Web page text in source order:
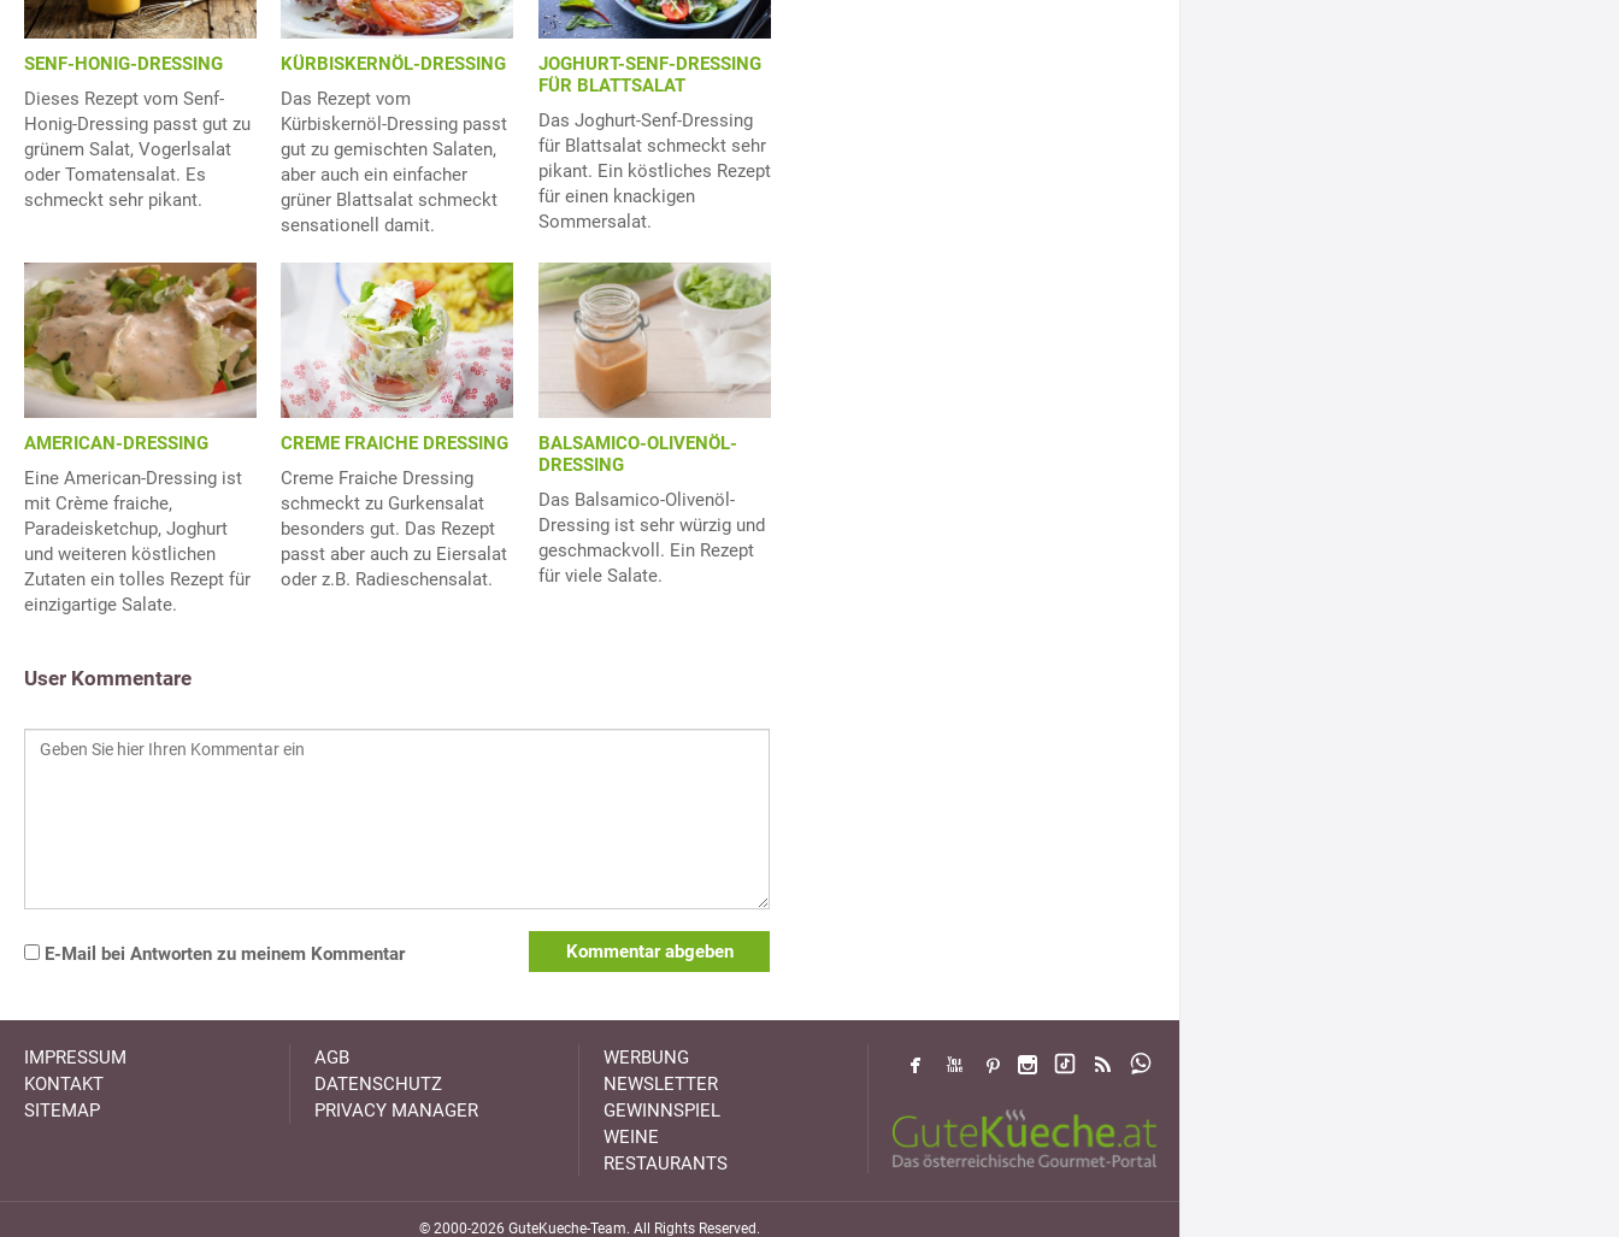
SENF-HONIG-DRESSING
Dieses Rezept vom Senf-
Honig-Dressing passt gut zu
grünem Salat, Vogerlsalat
oder Tomatensalat. Es
schmeckt sehr pikant.
KÜRBISKERNÖL-DRESSING
Das Rezept vom
Kürbiskernöl-Dressing passt
gut zu gemischten Salaten,
aber auch ein einfacher
grüner Blattsalat schmeckt
sensationell damit.
JOGHURT-SENF-DRESSING
FÜR BLATTSALAT
Das Joghurt-Senf-Dressing
für Blattsalat schmeckt sehr
pikant. Ein köstliches Rezept
für einen knackigen
Sommersalat.
AMERICAN-DRESSING
Eine American-Dressing ist
mit Crème fraiche,
Paradeisketchup, Joghurt
und weiteren köstlichen
Zutaten ein tolles Rezept für
einzigartige Salate.
CREME FRAICHE DRESSING
Creme Fraiche Dressing
schmeckt zu Gurkensalat
besonders gut. Das Rezept
passt aber auch zu Eiersalat
oder z.B. Radieschensalat.
BALSAMICO-OLIVENÖL-
DRESSING
Das Balsamico-Olivenöl-
Dressing ist sehr würzig und
geschmackvoll. Ein Rezept
für viele Salate.
User Kommentare
E-Mail bei Antworten zu meinem Kommentar Kommentar abgeben
IMPRESSUM
KONTAKT
SITEMAP
AGB
DATENSCHUTZ
PRIVACY MANAGER
WERBUNG
NEWSLETTER
GEWINNSPIEL
WEINE
RESTAURANTS
© 2000-2026 GuteKueche-Team. All Rights Reserved.